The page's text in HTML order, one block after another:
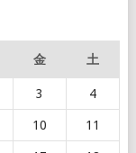
金 土
3 4
10 11